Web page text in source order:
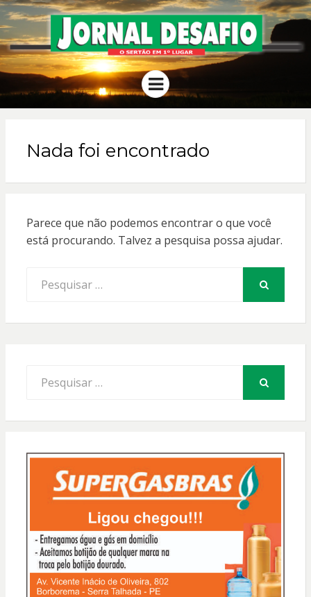
JORNAL
DESAFIO
O Sertão em 1º Lugar
Menu
Nada foi encontrado
Parece que não podemos encontrar o que você
está procurando. Talvez a pesquisa possa ajudar.
por:
por: